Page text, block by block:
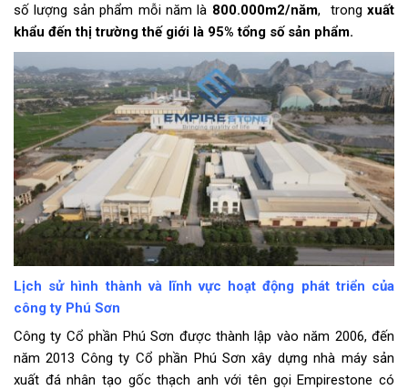
số lượng sản phẩm mỗi năm là 800.000m2/năm, trongxuất
khẩu đến thị trường thế giới là 95% tổng số sản phẩm.
Lịch sử hình thành và lĩnh vực hoạt động phát triển của
công ty Phú Sơn
Công ty Cổ phần Phú Sơn được thành lập vào năm 2006, đến
năm 2013 Công ty Cổ phần Phú Sơn xây dựng nhà máy sản
xuất đá nhân tạo gốc thạch anh với tên gọi Empirestone có